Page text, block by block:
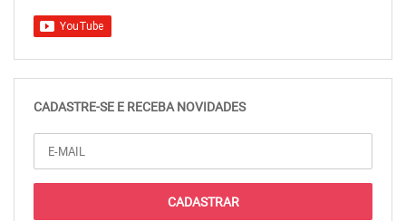
CADASTRE-SE E RECEBA NOVIDADES